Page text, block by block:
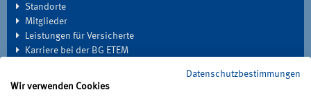
Standorte
Mitglieder
Leistungen für Versicherte
Karriere bei der BG ETEM
Datenschutzbestimmungen
Wir verwenden Cookies